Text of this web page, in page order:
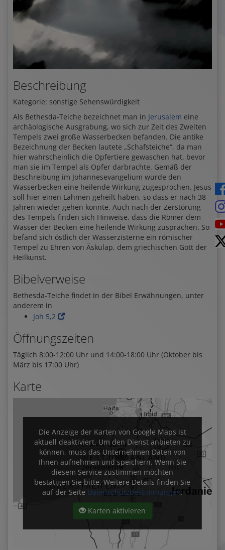
Beschreibung
Kategorie: sonstige Sehenswürdigkeit
Als Bethesda-Teiche bezeichnet man in Jerusalem eine
archäologische Ausgrabung, wo sich zur Zeit des Zweiten
Tempels zwei große Wasserbecken befanden. Die antike
Bezeichnung der Becken lautete „Schafsteiche“, da man
hier wahrscheinlich die Opfertiere gewaschen hat, bevor
man sie im Tempel als Opfer darbrachte. Gemäß der
Beschreibung im Johannesevangelium wurde den
Wasserbecken eine heilende Wirkung zugesprochen. Jesus
soll hier einen Lahmen geheilt haben, so dass er nach 38
Jahren wieder gehen konnte. Auch nach der Zerstörung
des Tempels finden sich Hinweise, dass die Römer dem
Wasser der Becken eine heilende Wirkung zusprachen. So
befand sich östlich der Wasserzisterne ein römischer
Tempel zu Ehren von Äskulap, dem griechischen Gott der
Heilkunst.
Bibelverweise
Bethesda-Teiche findet in der Bibel Erwähnungen, unter
anderem in
Joh 5,2
Öffnungszeiten
Täglich 8:00-12:00 Uhr und 14:00-18:00 Uhr (Oktober bis
März bis 17:00 Uhr)
Karte
Die Anzeige der Karten von Google Maps ist
aktuell deaktiviert. Um den Dienst anbieten zu
können, muss das Unternehmen Daten von
Ihnen aufnehmen und speichern. Wenn Sie
diesem Service zustimmen möchten
bestätigen Sie bitte. Weitere Details finden Sie
auf der Seite Datenschutzbestimmungen.
Karten aktivieren